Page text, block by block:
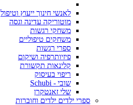
לאנשי חינוך ייעוץ וטיפול
מוטוריקה עדינה וגסה
משחקי רגשות
משחקים טיפוליים
ספרי רגשות
פיזיותרפיה ושיקום
קלינאות תקשורת
ריפוי בעיסוק
שובי - Schubi
שלי זאנטקרן
ספרי ילדים ילדים וחוברות